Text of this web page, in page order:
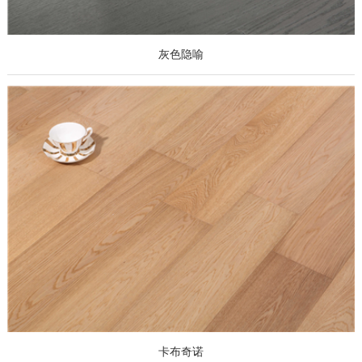
灰色隐喻
卡布奇诺